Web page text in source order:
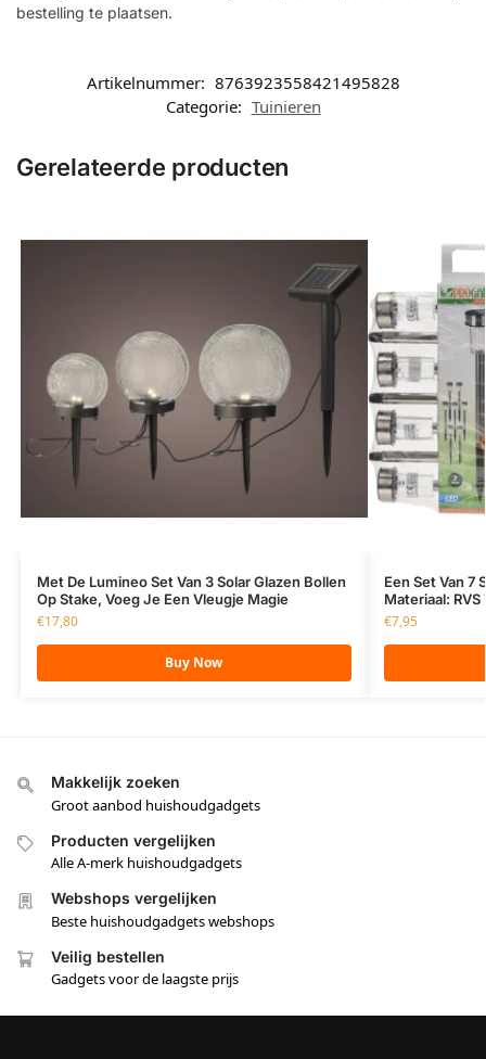
bestelling te plaatsen.
Artikelnummer: 8763923558421495828
Categorie: Tuinieren
Gerelateerde producten
Met De Lumineo Set Van 3 Solar Glazen Bollen
Op Stake, Voeg Je Een Vleugje Magie
€17,80
Buy Now
Een Set Van 7
Materiaal: RVS
€7,95
Makkelijk zoeken
Groot aanbod huishoudgadgets
Producten vergelijken
Alle A-merk huishoudgadgets
Webshops vergelijken
Beste huishoudgadgets webshops
Veilig bestellen
Gadgets voor de laagste prijs